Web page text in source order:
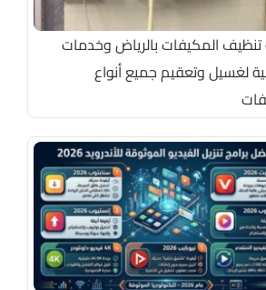
المكيفات بالرياض وخدمات
لغسيل وتعقيم جميع أنواع